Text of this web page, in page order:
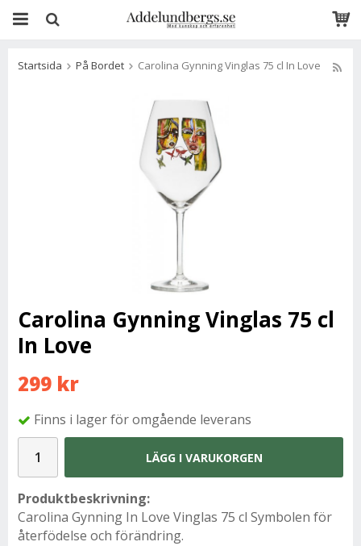
Startsida På Bordet Carolina Gynning Vinglas 75 cl In Love
Carolina Gynning Vinglas 75 cl
In Love
299 kr
Finns i lager för omgående leverans
LÄGG I VARUKORGEN
Produktbeskrivning:
Carolina Gynning In Love Vinglas 75 cl Symbolen för
återfödelse och förändring.